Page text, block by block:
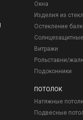
Окна
Изделия из
Остекление
Витражи
Рольставни/
Подоконники
ПОТОЛОК
Натяжные
Подвесные